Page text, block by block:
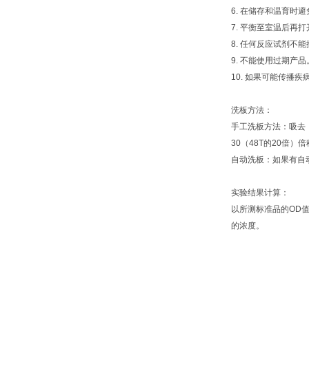
6. 在储存和温育时
7. 平衡至室温后再
8. 任何反应试剂不
9. 不能使用过期产品
10. 如果可能传播疾
洗板方法：
手工洗板方法：吸去
30（48T的20倍）倍
自动洗板：如果有
实验结果计算：
以所测标准品的OD
的浓度。